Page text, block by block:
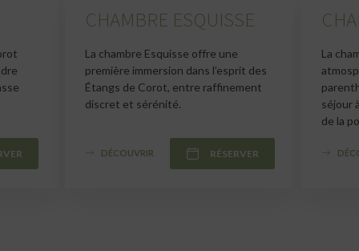
CHAMBRE ESQUISSE
La chambre Esquisse offre une
première immersion dans l’esprit des
Étangs de Corot, entre raffinement
discret et sérénité.
DÉCOUVRIR RÉSERVER
La
séjour
de la